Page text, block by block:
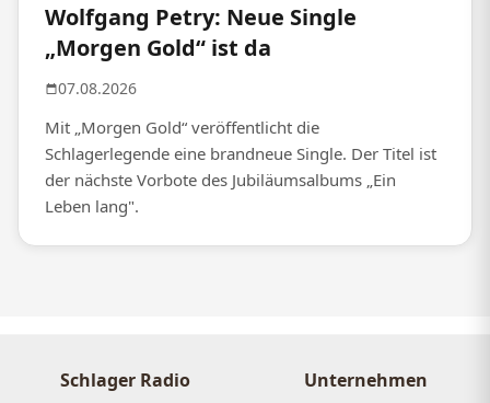
Wolfgang Petry: Neue Single
„Morgen Gold“ ist da
07.08.2026
Mit „Morgen Gold“ veröffentlicht die
Schlagerlegende eine brandneue Single. Der Titel ist
der nächste Vorbote des Jubiläumsalbums „Ein
Leben lang".
Schlager Radio Unternehmen